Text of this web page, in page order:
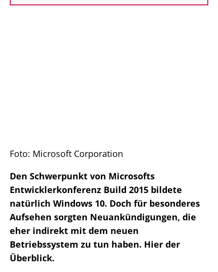
Foto: Microsoft Corporation
Den Schwerpunkt von Microsofts
Entwicklerkonferenz Build 2015 bildete
natürlich Windows 10. Doch für besonderes
Aufsehen sorgten Neuankündigungen, die
eher indirekt mit dem neuen
Betriebssystem zu tun haben. Hier der
Überblick.